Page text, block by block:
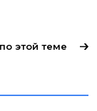
этой теме